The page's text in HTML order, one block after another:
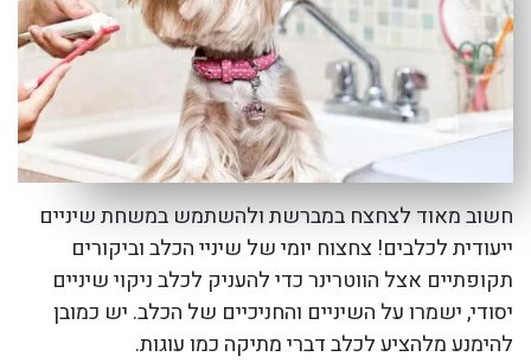
חשוב מאוד לצחצח במברשת ולהשתמש במשחת שיניים
ייעודית לכלבים! צחצוח יומי של שיניי הכלב וביקורים
תקופתיים אצל הווטרינר כדי להעניק לכלב ניקוי שיניים
יסודי, ישמרו על השיניים והחניכיים של הכלב. יש כמובן
להימנע מלהציע לכלב דברי מתיקה כמו עוגות.